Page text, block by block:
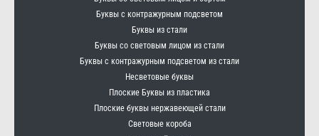
Буквы с контражурным подсветом
Буквы из стали
Буквы со световым лицом из стали
Буквы с контражурным подсветом из стали
Несветовые буквы
Плоские Буквы из пластика
Плоские буквы нержавеющей стали
Световые короба